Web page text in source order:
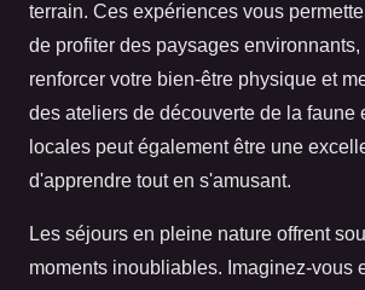
terrain. Ces expériences vous
de profiter des paysages
renforcer votre bien-être physique et
des ateliers de découverte de la faune
locales peut également être une
d'apprendre tout en s'amusant.
Les séjours en pleine nature offrent
moments inoubliables. Imaginez-vous